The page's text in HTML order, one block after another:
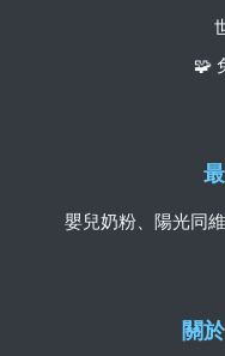
關
🧩
嬰兒奶粉、陽光同